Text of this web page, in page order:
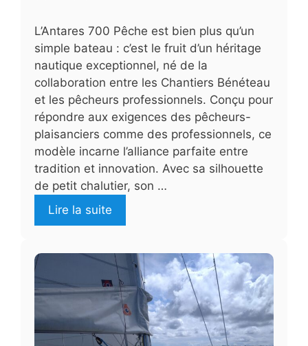
L’Antares 700 Pêche est bien plus qu’un
simple bateau : c’est le fruit d’un héritage
nautique exceptionnel, né de la
collaboration entre les Chantiers Bénéteau
et les pêcheurs professionnels. Conçu pour
répondre aux exigences des pêcheurs-
plaisanciers comme des professionnels, ce
modèle incarne l’alliance parfaite entre
tradition et innovation. Avec sa silhouette
de petit chalutier, son …
Lire la suite